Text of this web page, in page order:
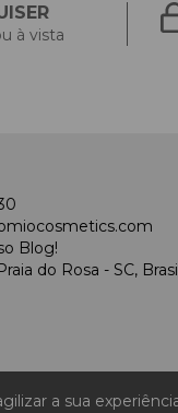
a sua
à vista
Blog!
do Rosa - SC,